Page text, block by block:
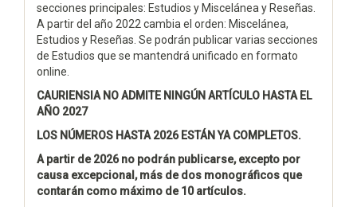
secciones principales: Estudios y Miscelánea y Reseñas.
A partir del año 2022 cambia el orden: Miscelánea,
Estudios y Reseñas. Se podrán publicar varias secciones
de Estudios que se mantendrá unificado en formato
online.
CAURIENSIA NO ADMITE NINGÚN ARTÍCULO HASTA EL
AÑO 2027
LOS NÚMEROS HASTA 2026 ESTÁN YA COMPLETOS.
A partir de 2026 no podrán publicarse, excepto por
causa excepcional, más de dos monográficos que
contarán como máximo de 10 artículos.